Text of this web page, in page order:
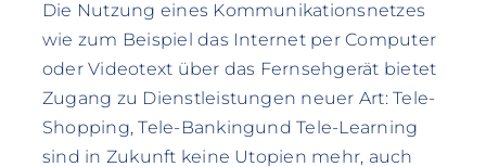
Die Nutzung eines Kommunikationsnetzes
wie zum Beispiel das Internet per Computer
oder Videotext über das Fernsehgerät bietet
Zugang zu Dienstleistungen neuer Art: Tele-
Shopping, Tele-Bankingund Tele-Learning
sind in Zukunft keine Utopien mehr, auch